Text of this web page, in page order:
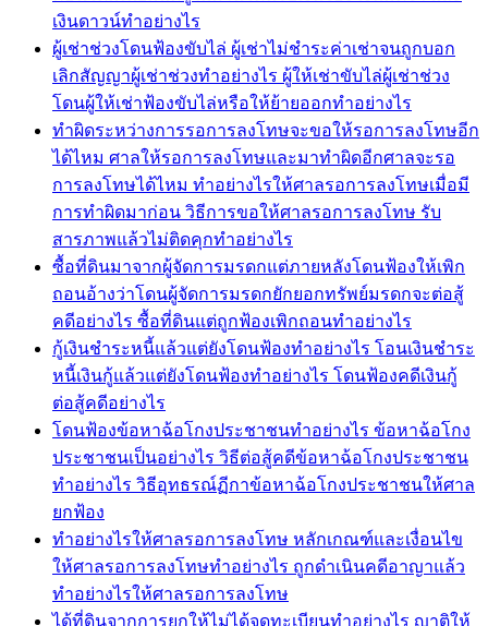
เงินดาวน์ทำอย่างไร
ผู้เช่าช่วงโดนฟ้องขับไล่ ผู้เช่าไม่ชำระค่าเช่าจนถูกบอก
เลิกสัญญาผู้เช่าช่วงทำอย่างไร ผู้ให้เช่าขับไล่ผู้เช่าช่วง
โดนผู้ให้เช่าฟ้องขับไล่หรือให้ย้ายออกทำอย่างไร
ทำผิดระหว่างการรอการลงโทษจะขอให้รอการลงโทษอีก
ได้ไหม ศาลให้รอการลงโทษและมาทำผิดอีกศาลจะรอ
การลงโทษได้ไหม ทำอย่างไรให้ศาลรอการลงโทษเมื่อมี
การทำผิดมาก่อน วิธีการขอให้ศาลรอการลงโทษ รับ
สารภาพแล้วไม่ติดคุกทำอย่างไร
ซื้อที่ดินมาจากผู้จัดการมรดกแต่ภายหลังโดนฟ้องให้เพิก
ถอนอ้างว่าโดนผู้จัดการมรดกยักยอกทรัพย์มรดกจะต่อสู้
คดีอย่างไร ซื้อที่ดินแต่ถูกฟ้องเพิกถอนทำอย่างไร
กู้เงินชำระหนี้แล้วแต่ยังโดนฟ้องทำอย่างไร โอนเงินชำระ
หนี้เงินกู้แล้วแต่ยังโดนฟ้องทำอย่างไร โดนฟ้องคดีเงินกู้
ต่อสู้คดีอย่างไร
โดนฟ้องข้อหาฉ้อโกงประชาชนทำอย่างไร ข้อหาฉ้อโกง
ประชาชนเป็นอย่างไร วิธีต่อสู้คดีข้อหาฉ้อโกงประชาชน
ทำอย่างไร วิธีอุทธรณ์ฏีกาข้อหาฉ้อโกงประชาชนให้ศาล
ยกฟ้อง
ทำอย่างไรให้ศาลรอการลงโทษ หลักเกณฑ์และเงื่อนไข
ให้ศาลรอการลงโทษทำอย่างไร ถูกดำเนินคดีอาญาแล้ว
ทำอย่างไรให้ศาลรอการลงโทษ
ได้ที่ดินจากการยกให้ไม่ได้จดทะเบียนทำอย่างไร ญาติให้